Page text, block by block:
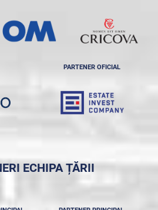
PARTENER OFICIAL
ECHIPA ȚĂRII